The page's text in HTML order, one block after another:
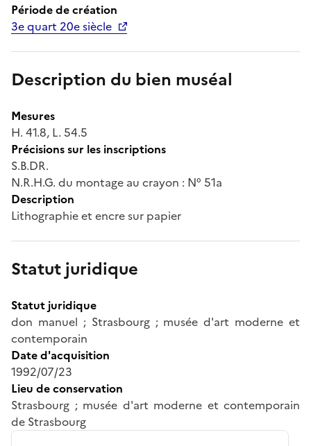
Période de création
3e quart 20e siècle
Description du bien muséal
Mesures
H. 41.8, L. 54.5
Précisions sur les inscriptions
S.B.DR.
N.R.H.G. du montage au crayon : N° 51a
Description
Lithographie et encre sur papier
Statut juridique
Statut juridique
don manuel ; Strasbourg ; musée d'art moderne et
contemporain
Date d'acquisition
1992/07/23
Lieu de conservation
Strasbourg ; musée d'art moderne et contemporain
de Strasbourg